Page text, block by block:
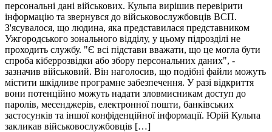
персональні дані військових. Кульпа вирішив перевірити
інформацію та звернувся до військовослужбовців ВСП.
З'ясувалося, що людина, яка представилася представником
Ужгородського зонального відділу, у цьому підрозділі не
проходить службу. "Є всі підстави вважати, що це могла бути
спроба кіберрозвідки або збору персональних даних", -
зазначив військовий. Він наголосив, що подібні файли можуть
містити шкідливе програмне забезпечення. У разі відкриття
вони потенційно можуть надати зловмисникам доступ до
паролів, месенджерів, електронної пошти, банківських
застосунків та іншої конфіденційної інформації. Юрій Кульпа
закликав військовослужбовців […]